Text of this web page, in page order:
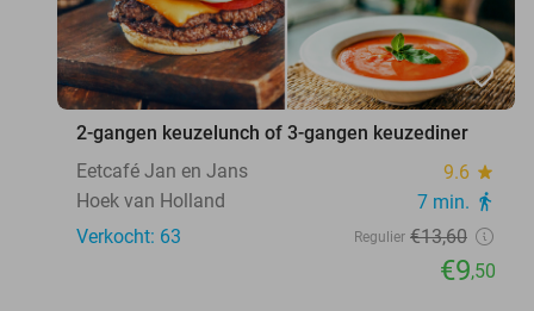
favorite_border
2-gangen keuzelunch of 3-gangen keuzediner
Eetcafé Jan en Jans
9.6 star
Hoek van Holland 7 min. directions_walk
Verkocht: 63 Regulier €13,60
€9,50